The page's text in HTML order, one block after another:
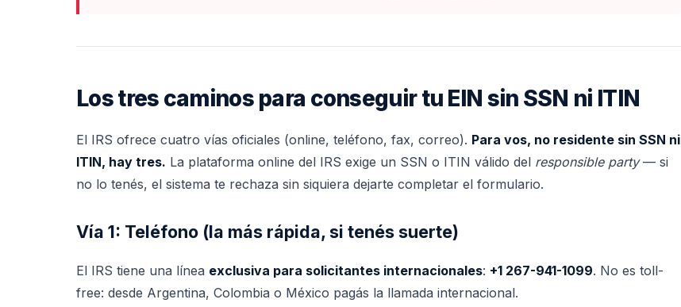
Los tres caminos para conseguir tu EIN sin SSN ni ITIN
El IRS ofrece cuatro vías oficiales (online, teléfono, fax, correo). Para vos, no residente sin SSN ni
ITIN, hay tres. La plataforma online del IRS exige un SSN o ITIN válido del responsible party— si
no lo tenés, el sistema te rechaza sin siquiera dejarte completar el formulario.
Vía 1: Teléfono (la más rápida, si tenés suerte)
El IRS tiene una línea exclusiva para solicitantes internacionales: +1 267-941-1099. No es toll-
free: desde Argentina, Colombia o México pagás la llamada internacional.